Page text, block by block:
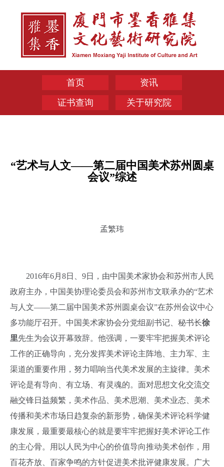
首页
资讯
证书查询
关于研究院
“艺术与人文——第二届中国美术苏州圆桌
会议”综述
孟繁玮
2016年6月 8日、 9日，由中国美术家协会和苏州市人民
政府主办，中国美协理论委员会和苏州市文联承办的“艺术
与人文——第二届中国美术苏州圆桌会议”在苏州会议中心
多功能厅召开。中国美术家协会分党组副书记、秘书长徐
里先生为会议开幕致辞。他强调，一要牢牢把握美术评论
工作的正确导向，充分发挥美术评论主阵地、主力军、主
渠道的重要作用，努力唱响当代美术发展的主旋律。美术
评论是有导向、有立场、有灵魂的。面对思想文化交流交
融交锋日益频繁，美术作品、美术思潮、美术业态、美术
传播和美术市场日趋复杂的新形势，确保美术评论科学健
康发展，最重要最核心的就是要牢牢把握好美术评论工作
的主心骨。用以人民为中心的价值导向推动美术创作，用
百花齐放、百家争鸣的方针促进美术批评健康发展。广大